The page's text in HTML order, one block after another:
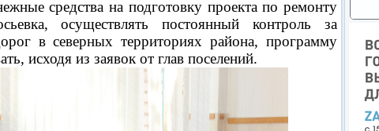
средства на подготовку проекта по ремонту
осуществлять постоянный контроль за
в северных территориях района, программу
исходя из заявок от глав поселений.